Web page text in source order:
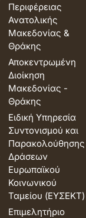
Περιφέρειας
Ανατολικής
Μακεδονίας &
Θράκης
Αποκεντρωμένη
Διοίκηση
Μακεδονίας -
Θράκης
Ειδική Υπηρεσία
Συντονισμού και
Παρακολούθησης
Δράσεων
Ευρωπαϊκού
Κοινωνικού
Ταμείου (ΕΥΣΕΚΤ)
Επιμελητήριο